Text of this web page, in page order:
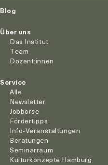
Blog
Über uns
Das Institut
Team
Dozent:innen
Service
Alle
Newsletter
Jobbörse
Fördertipps
Info-Veranstaltungen
Beratungen
Seminarraum
Kulturkonzepte Hamburg